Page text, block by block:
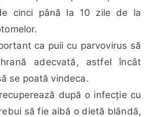
cinci până la 10 zile de la
ca puii cu parvovirus să
adecvată, astfel încât
se poată vindeca.
după o infecție cu
să fie aibă o dietă blândă,